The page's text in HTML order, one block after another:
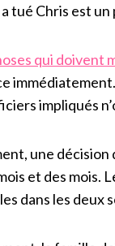
tué Chris est un
qui doivent
immédiatement.
impliqués
une
et des mois.
dans les deux